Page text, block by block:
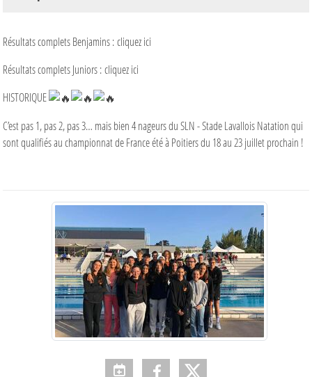
Résultats complets Benjamins :cliquez ici
Résultats complets Juniors :cliquez ici
HISTORIQUE
C’est pas 1, pas 2, pas 3… mais bien 4 nageurs duSLN - Stade Lavallois Natationqui
sont qualifiés au championnat de France été à Poitiers du 18 au 23 juillet prochain !